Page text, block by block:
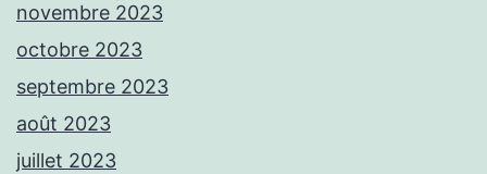
novembre 2023
octobre 2023
septembre 2023
août 2023
juillet 2023